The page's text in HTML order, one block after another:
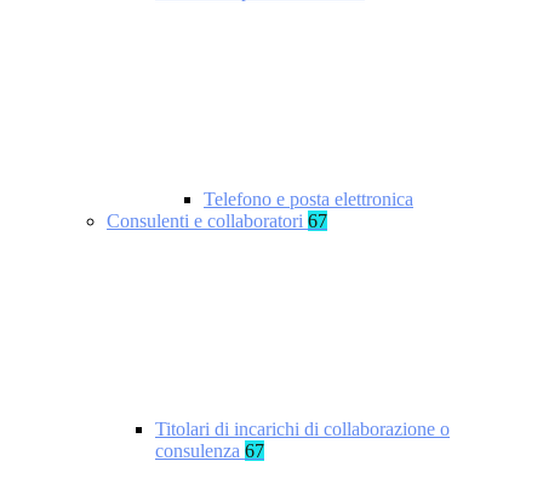
Telefono e posta elettronica
Consulenti e collaboratori 67
Titolari di incarichi di collaborazione o
consulenza 67